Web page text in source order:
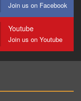
Join us on Facebook
Youtube
Join us on Youtube